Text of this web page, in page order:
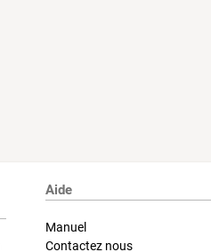
Aide
Manuel
Contactez nous